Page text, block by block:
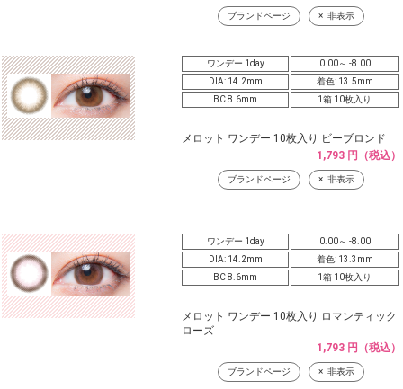
ブランドページ 非表示
ワンデー 1day
0.00～ -8.00
DIA: 14.2mm
着色: 13.5mm
BC 8.6mm
1箱 10枚入り
メロット ワンデー 10枚入り ビーブロンド
1,793 円（税込）
ブランドページ 非表示
ワンデー 1day
0.00～ -8.00
DIA: 14.2mm
着色: 13.3mm
BC 8.6mm
1箱 10枚入り
メロット ワンデー 10枚入り ロマンティック
ローズ
1,793 円（税込）
ブランドページ 非表示